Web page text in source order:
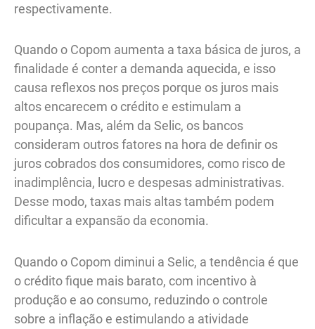
respectivamente.
Quando o Copom aumenta a taxa básica de juros, a
finalidade é conter a demanda aquecida, e isso
causa reflexos nos preços porque os juros mais
altos encarecem o crédito e estimulam a
poupança. Mas, além da Selic, os bancos
consideram outros fatores na hora de definir os
juros cobrados dos consumidores, como risco de
inadimplência, lucro e despesas administrativas.
Desse modo, taxas mais altas também podem
dificultar a expansão da economia.
Quando o Copom diminui a Selic, a tendência é que
o crédito fique mais barato, com incentivo à
produção e ao consumo, reduzindo o controle
sobre a inflação e estimulando a atividade